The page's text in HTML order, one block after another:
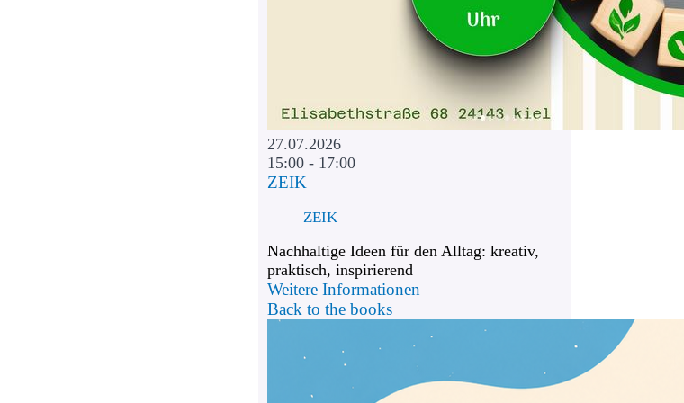
27.07.2026
15:00 - 17:00
ZEIK
ZEIK
Nachhaltige Ideen für den Alltag: kreativ,
praktisch, inspirierend
Weitere Informationen
Back to the books